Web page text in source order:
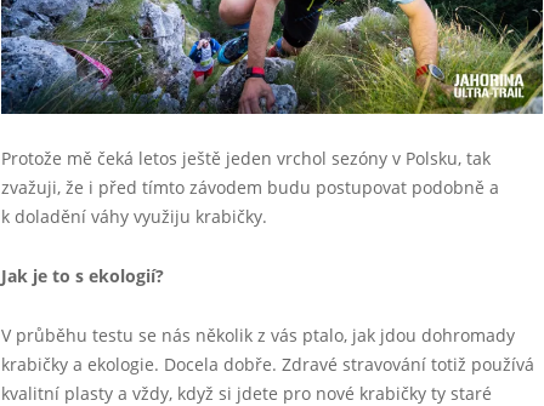
Protože mě čeká letos ještě jeden vrchol sezóny v Polsku, tak
zvažuji, že i před tímto závodem budu postupovat podobně a
k doladění váhy využiju krabičky.
Jak je to s ekologií?
V průběhu testu se nás několik z vás ptalo, jak jdou dohromady
krabičky a ekologie. Docela dobře. Zdravé stravování totiž používá
kvalitní plasty a vždy, když si jdete pro nové krabičky ty staré